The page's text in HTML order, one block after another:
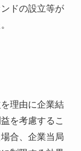
ドの設立等が
理由に企業結
を考慮するこ
合、企業当局